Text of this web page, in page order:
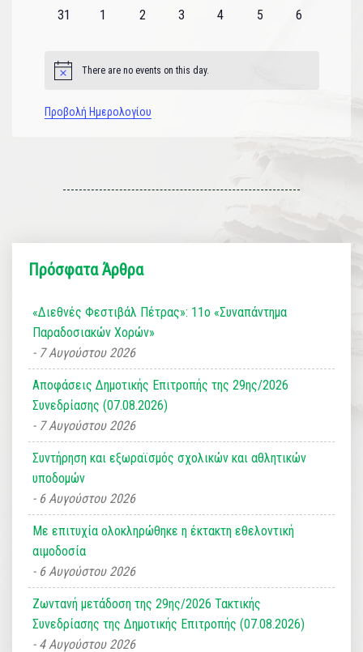
0
31
0
1
0
2
0
3
0
4
0
5
0
6
Notice There are no events on this day.
Προβολή Ημερολογίου
Πρόσφατα Άρθρα
«Διεθνές Φεστιβάλ Πέτρας»: 11ο «Συναπάντημα
Παραδοσιακών Χορών»
7 Αυγούστου 2026
Αποφάσεις Δημοτικής Επιτροπής της 29ης/2026
Συνεδρίασης (07.08.2026)
7 Αυγούστου 2026
Συντήρηση και εξωραϊσμός σχολικών και αθλητικών
υποδομών
6 Αυγούστου 2026
Με επιτυχία ολοκληρώθηκε η έκτακτη εθελοντική
αιμοδοσία
6 Αυγούστου 2026
Ζωντανή μετάδοση της 29ης/2026 Τακτικής
Συνεδρίασης της Δημοτικής Επιτροπής (07.08.2026)
4 Αυγούστου 2026